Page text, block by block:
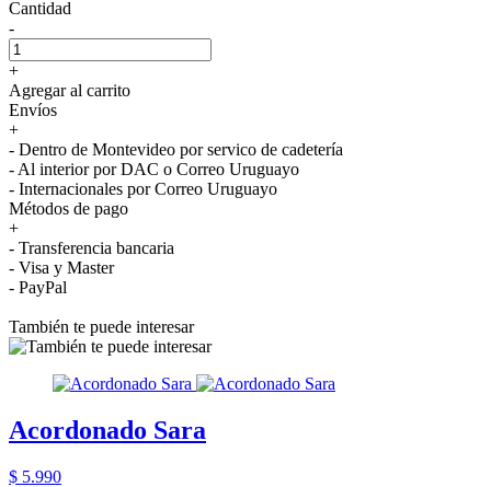
Cantidad
-
+
Agregar al carrito
Envíos
+
- Dentro de Montevideo por servico de cadetería
- Al interior por DAC o Correo Uruguayo
- Internacionales por Correo Uruguayo
Métodos de pago
+
- Transferencia bancaria
- Visa y Master
- PayPal
También te puede interesar
Acordonado Sara
$ 5.990